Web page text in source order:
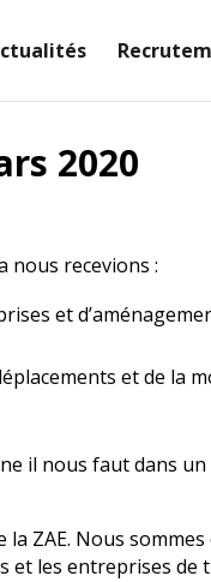
2020
nous recevions :
et
et de la
il nous faut dans
ZAE. Nous
et les entreprises de